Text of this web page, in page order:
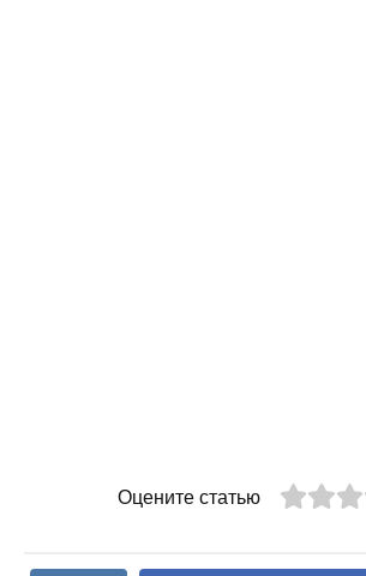
Оцените статью